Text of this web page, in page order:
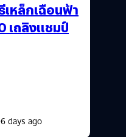
เหล็กเฉือนฟ้า
เถลิงแชมป์
days ago